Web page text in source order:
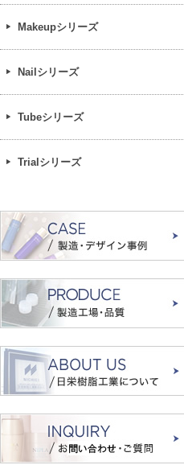
Makeupシリーズ
Nailシリーズ
Tubeシリーズ
Trialシリーズ